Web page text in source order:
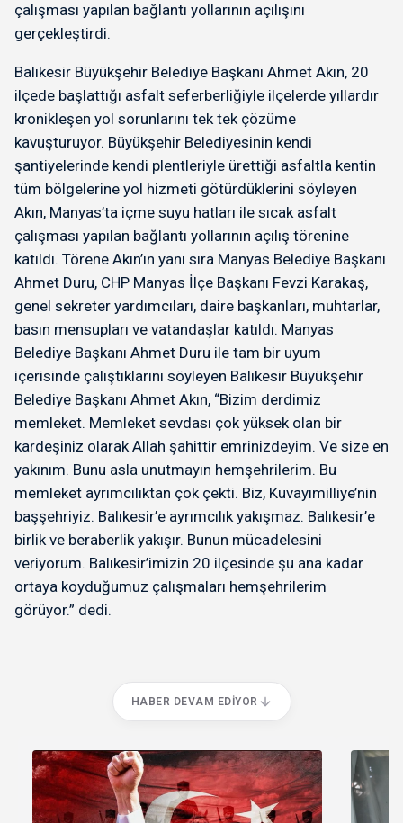
çalışması yapılan bağlantı yollarının açılışını
gerçekleştirdi.
Balıkesir Büyükşehir Belediye Başkanı Ahmet Akın, 20
ilçede başlattığı asfalt seferberliğiyle ilçelerde yıllardır
kronikleşen yol sorunlarını tek tek çözüme
kavuşturuyor. Büyükşehir Belediyesinin kendi
şantiyelerinde kendi plentleriyle ürettiği asfaltla kentin
tüm bölgelerine yol hizmeti götürdüklerini söyleyen
Akın, Manyas’ta içme suyu hatları ile sıcak asfalt
çalışması yapılan bağlantı yollarının açılış törenine
katıldı. Törene Akın’ın yanı sıra Manyas Belediye Başkanı
Ahmet Duru, CHP Manyas İlçe Başkanı Fevzi Karakaş,
genel sekreter yardımcıları, daire başkanları, muhtarlar,
basın mensupları ve vatandaşlar katıldı. Manyas
Belediye Başkanı Ahmet Duru ile tam bir uyum
içerisinde çalıştıklarını söyleyen Balıkesir Büyükşehir
Belediye Başkanı Ahmet Akın, “Bizim derdimiz
memleket. Memleket sevdası çok yüksek olan bir
kardeşiniz olarak Allah şahittir emrinizdeyim. Ve size en
yakınım. Bunu asla unutmayın hemşehrilerim. Bu
memleket ayrımcılıktan çok çekti. Biz, Kuvayımilliye’nin
başşehriyiz. Balıkesir’e ayrımcılık yakışmaz. Balıkesir’e
birlik ve beraberlik yakışır. Bunun mücadelesini
veriyorum. Balıkesir’imizin 20 ilçesinde şu ana kadar
ortaya koyduğumuz çalışmaları hemşehrilerim
görüyor.” dedi.
HABER DEVAM EDIYOR